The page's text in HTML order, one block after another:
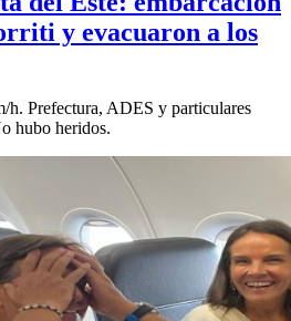
y evacuaron a los
h. Prefectura, ADES y particulares
hubo heridos.